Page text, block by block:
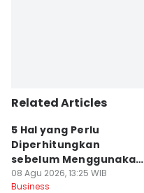
Related Articles
5 Hal yang Perlu
Diperhitungkan
sebelum Menggunakan
Sistem Pre-Order
08 Agu 2026, 13:25 WIB
Business